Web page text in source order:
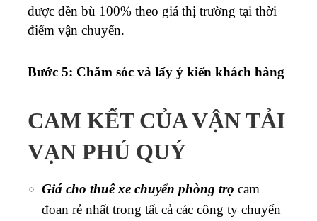
được đền bù 100% theo giá thị trường tại thời
điểm vận chuyển.
Bước 5: Chăm sóc và lấy ý kiến khách hàng
CAM KẾT CỦA VẬN TẢI
VẠN PHÚ QUÝ
Giá cho thuê xe chuyển phòng trọ cam
đoan rẻ nhất trong tất cả các công ty chuyển